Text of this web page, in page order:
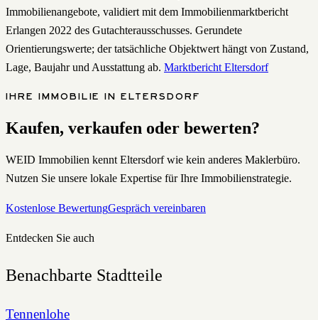
Immobilienangebote, validiert mit dem Immobilienmarktbericht
Erlangen 2022 des Gutachterausschusses. Gerundete
Orientierungswerte; der tatsächliche Objektwert hängt von Zustand,
Lage, Baujahr und Ausstattung ab. Marktbericht Eltersdorf
IHRE IMMOBILIE INELTERSDORF
Kaufen, verkaufen oder bewerten?
WEID Immobilien kenntEltersdorfwie kein anderes Maklerbüro.
Nutzen Sie unsere lokale Expertise für Ihre Immobilienstrategie.
Kostenlose BewertungGespräch vereinbaren
Entdecken Sie auch
Benachbarte Stadtteile
Tennenlohe